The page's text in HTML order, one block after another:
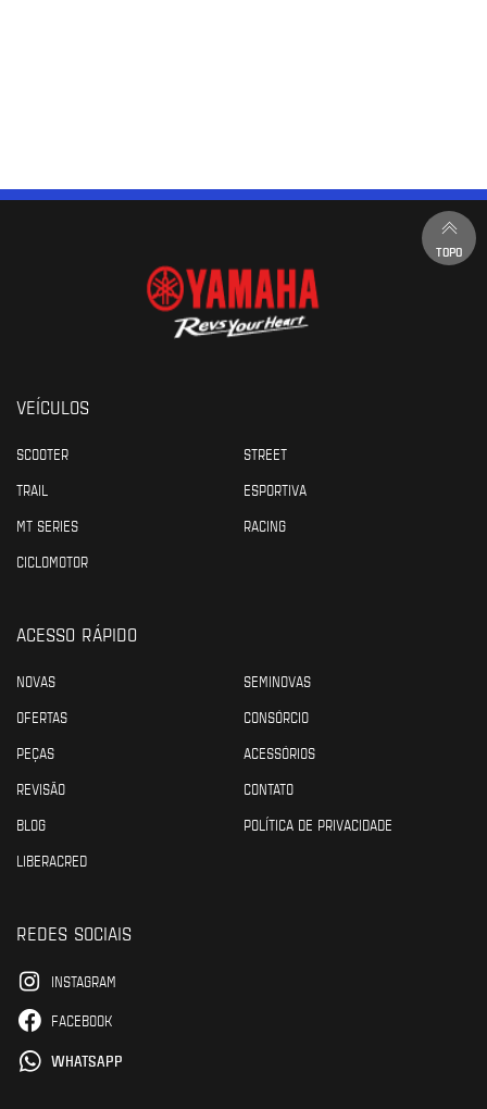
TOPO
VEÍCULOS
SCOOTER
STREET
TRAIL
ESPORTIVA
MT SERIES
RACING
CICLOMOTOR
ACESSO RÁPIDO
NOVAS
SEMINOVAS
OFERTAS
CONSÓRCIO
PEÇAS
ACESSÓRIOS
REVISÃO
CONTATO
BLOG
POLÍTICA DE PRIVACIDADE
LIBERACRED
REDES SOCIAIS
INSTAGRAM
FACEBOOK
WHATSAPP